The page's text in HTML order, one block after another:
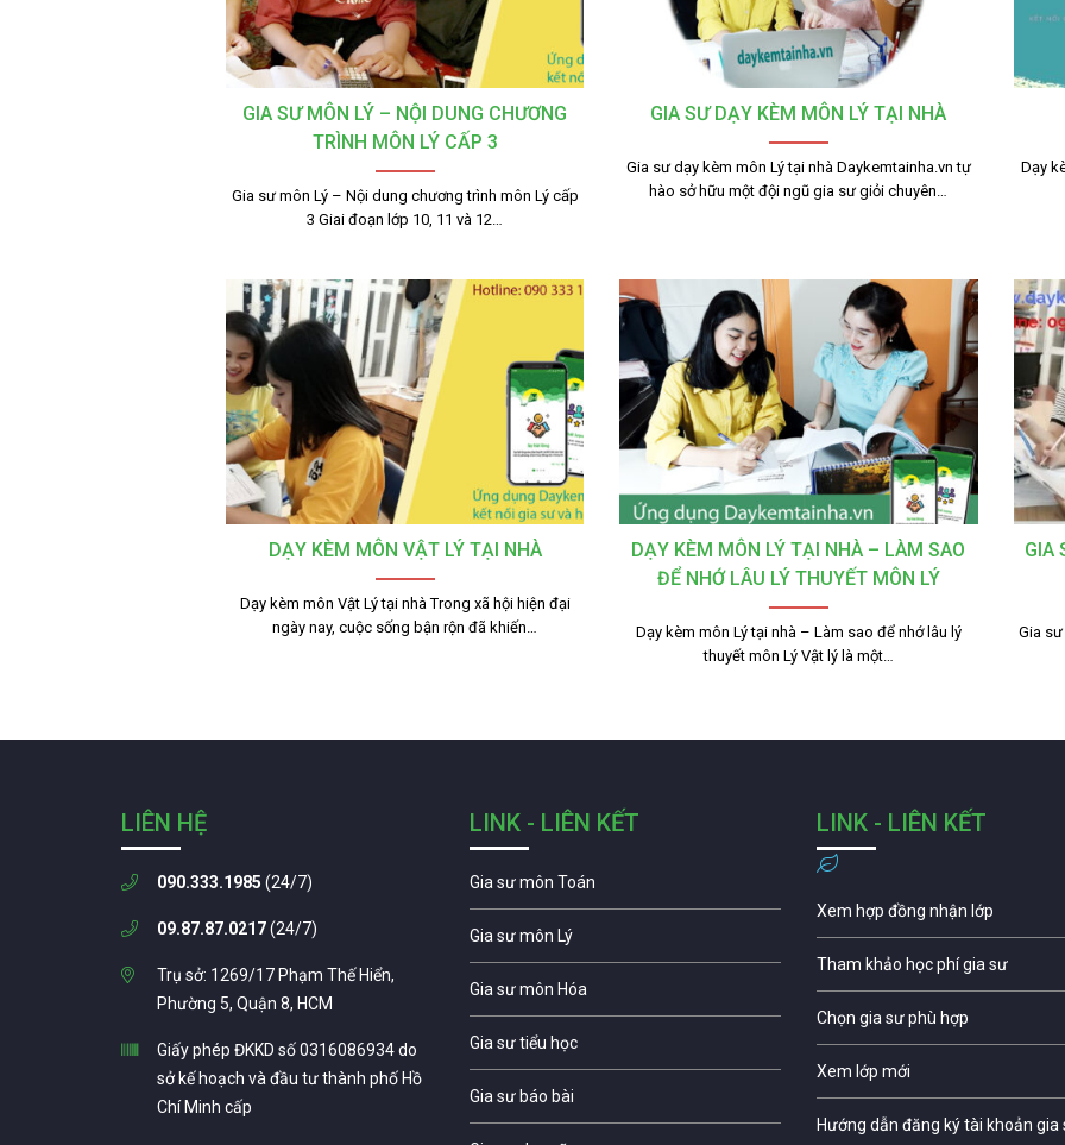
GIA SƯ MÔN LÝ – NỘI DUNG CHƯƠNG
TRÌNH MÔN LÝ CẤP 3
Gia sư môn Lý – Nội dung chương trình môn Lý cấp
3 Giai đoạn lớp 10, 11 và 12…
GIA SƯ DẠY KÈM MÔN LÝ TẠI NHÀ
Gia sư dạy kèm môn Lý tại nhà Daykemtainha.vn tự
hào sở hữu một đội ngũ gia sư giỏi chuyên…
Dạy
DẠY KÈM MÔN VẬT LÝ TẠI NHÀ
Dạy kèm môn Vật Lý tại nhà Trong xã hội hiện đại
ngày nay, cuộc sống bận rộn đã khiến…
DẠY KÈM MÔN LÝ TẠI NHÀ – LÀM SAO
ĐỂ NHỚ LÂU LÝ THUYẾT MÔN LÝ
Dạy kèm môn Lý tại nhà – Làm sao để nhớ lâu lý
thuyết môn Lý Vật lý là một…
GIA
Gia
LIÊN HỆ
090.333.1985 (24/7)
09.87.87.0217(24/7)
Trụ sở: 1269/17 Phạm Thế Hiển,
Phường 5, Quận 8, HCM
Giấy phép ĐKKD số 0316086934 do
sở kế hoạch và đầu tư thành phố Hồ
Chí Minh cấp
LINK - LIÊN KẾT
Gia sư môn Toán
Gia sư môn Lý
Gia sư môn Hóa
Gia sư tiểu học
Gia sư báo bài
LINK - LIÊN KẾT
Xem hợp đồng nhận lớp
Tham khảo học phí gia sư
Chọn gia sư phù hợp
Xem lớp mới
Hướng dẫn đăng ký tài khoản gia